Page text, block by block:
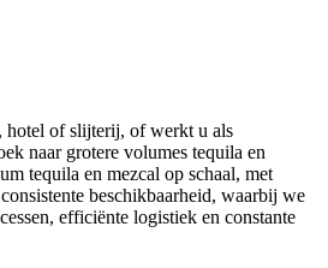
hotel of slijterij, of werkt u als
naar grotere volumes tequila en
tequila en mezcal op schaal, met
beschikbaarheid, waarbij we
efficiënte logistiek en constante